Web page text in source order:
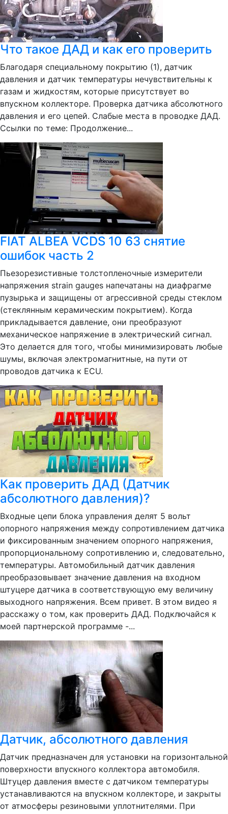
Что такое ДАД и как его проверить
Благодаря специальному покрытию (1), датчик
давления и датчик температуры нечувствительны к
газам и жидкостям, которые присутствует во
впускном коллекторе. Проверка датчика абсолютного
давления и его цепей. Слабые места в проводке ДАД.
Ссылки по теме: Продолжение...
FIAT ALBEA VCDS 10 63 снятие
ошибок часть 2
Пьезорезистивные толстопленочные измерители
напряжения strain gauges напечатаны на диафрагме
пузырька и защищены от агрессивной среды стеклом
(стеклянным керамическим покрытием). Когда
прикладывается давление, они преобразуют
механическое напряжение в электрический сигнал.
Это делается для того, чтобы минимизировать любые
шумы, включая электромагнитные, на пути от
проводов датчика к ECU.
Как проверить ДАД (Датчик
абсолютного давления)?
Входные цепи блока управления делят 5 вольт
опорного напряжения между сопротивлением датчика
и фиксированным значением опорного напряжения,
пропорциональному сопротивлению и, следовательно,
температуры. Автомобильный датчик давления
преобразовывает значение давления на входном
штуцере датчика в соответствующую ему величину
выходного напряжения. Всем привет. В этом видео я
расскажу о том, как проверить ДАД. Подключайся к
моей партнерской программе -...
Датчик, абсолютного давления
Датчик предназначен для установки на горизонтальной
поверхности впускного коллектора автомобиля.
Штуцер давления вместе с датчиком температуры
устанавливаются на впускном коллекторе, и закрыты
от атмосферы резиновыми уплотнителями. При